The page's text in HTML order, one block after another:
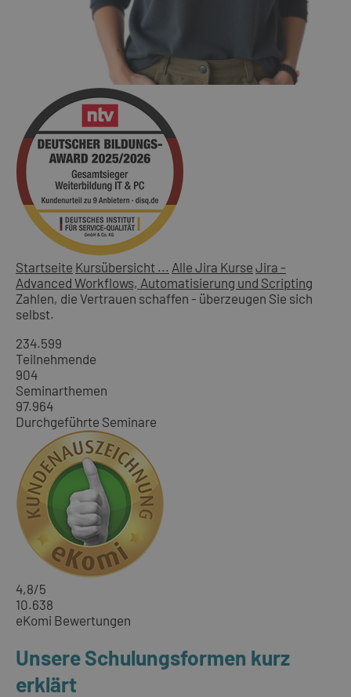
Startseite Kursübersicht ... Alle Jira Kurse Jira -
Advanced Workflows, Automatisierung und Scripting
Zahlen, die Vertrauen schaffen - überzeugen Sie sich
selbst.
234.599
Teilnehmende
904
Seminarthemen
97.964
Durchgeführte Seminare
4,8/5
10.638
eKomi Bewertungen
Unsere Schulungsformen kurz
erklärt